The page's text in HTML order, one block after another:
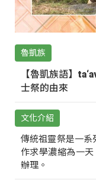
魯凱族
【魯凱族語】
士祭的由來
文化介紹
傳統祖靈祭是一系
作求學濃縮為一
辦理。